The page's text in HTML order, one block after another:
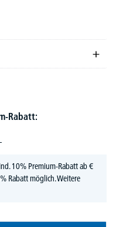
Rabatt:
10% Premium-Rabatt ab €
Rabatt möglich.Weitere